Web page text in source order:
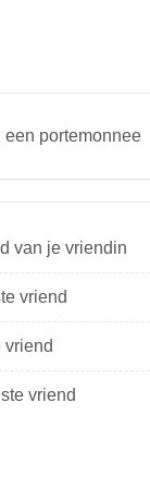
een portemonnee
van je vriendin
vriend
vriend
vriend